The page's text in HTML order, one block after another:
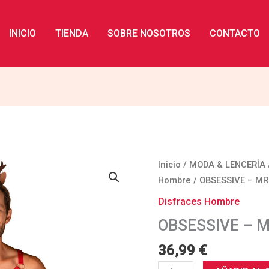
INICIO TIENDA SOBRE NOSOTROS CONTACTO
Inicio / MODA & LENCERÍA
Hombre / OBSESSIVE –
Disfraces Hombre
OBSESSIVE –
36,99 €
OBSESSIVE
-
MR
SET
S/M
cantidad